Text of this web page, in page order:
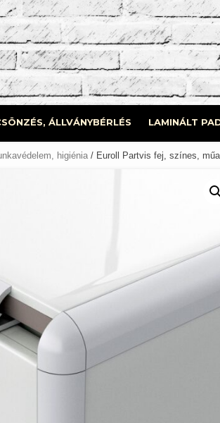
ÁLLVÁNYBÉRLÉS LAMINÁLT
higiénia / Euroll Partvis fej, színes,